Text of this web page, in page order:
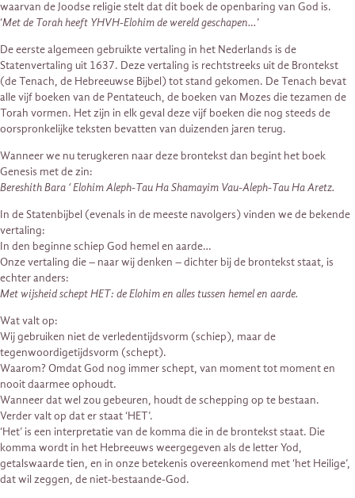
waarvan de Joodse religie stelt dat dit boek de openbaring van God is.
‘Met de Torah heeft YHVH-Elohim de wereld geschapen…’
De eerste algemeen gebruikte vertaling in het Nederlands is de
Statenvertaling uit 1637. Deze vertaling is rechtstreeks uit de Brontekst
(de Tenach, de Hebreeuwse Bijbel) tot stand gekomen. De Tenach bevat
alle vijf boeken van de Pentateuch, de boeken van Mozes die tezamen de
Torah vormen. Het zijn in elk geval deze vijf boeken die nog steeds de
oorspronkelijke teksten bevatten van duizenden jaren terug.
Wanneer we nu terugkeren naar deze brontekst dan begint het boek
Genesis met de zin:
Bereshith Bara ‘ Elohim Aleph-Tau Ha Shamayim Vau-Aleph-Tau Ha Aretz.
In de Statenbijbel (evenals in de meeste navolgers) vinden we de bekende
vertaling:
In den beginne schiep God hemel en aarde…
Onze vertaling die – naar wij denken – dichter bij de brontekst staat, is
echter anders:
Met wijsheid schept HET: de Elohim en alles tussen hemel en aarde.
Wat valt op:
Wij gebruiken niet de verledentijdsvorm (schiep), maar de
tegenwoordigetijdsvorm (schept).
Waarom? Omdat God nog immer schept, van moment tot moment en
nooit daarmee ophoudt.
Wanneer dat wel zou gebeuren, houdt de schepping op te bestaan.
Verder valt op dat er staat ‘HET’.
‘Het’ is een interpretatie van de komma die in de brontekst staat. Die
komma wordt in het Hebreeuws weergegeven als de letter Yod,
getalswaarde tien, en in onze betekenis overeenkomend met ‘het Heilige’,
dat wil zeggen, de niet-bestaande-God.